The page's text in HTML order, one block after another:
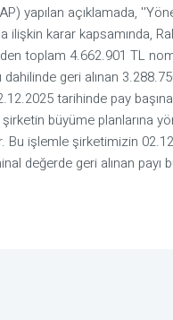
yapılan açıklamada,
ilişkin karar kapsamında,
toplam 4.662.901 TL
dahilinde geri alınan
tarihinde pay
büyüme planlarına
Bu işlemle şirketimizin
değerde geri alınan payı